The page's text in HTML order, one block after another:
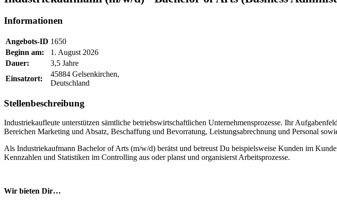
Informationen
Angebots-ID 1650
Beginn am:
1. August 2026
Dauer:
3,5 Jahre
Einsatzort:
45884 Gelsenkirchen,
Deutschland
Stellenbeschreibung
Industriekaufleute unterstützen sämtliche betriebswirtschaftlichen Unternehmensprozesse. Ihr
Bereichen Marketing und Absatz, Beschaffung und Bevorratung, Leistungsabrechnung und Personal
Als Industriekaufmann Bachelor of Arts (m/w/d) berätst und betreust Du beispielsweise Kunden im
Kennzahlen und Statistiken im Controlling aus oder planst und organisierst Arbeitsprozesse.
Wir bieten Dir…